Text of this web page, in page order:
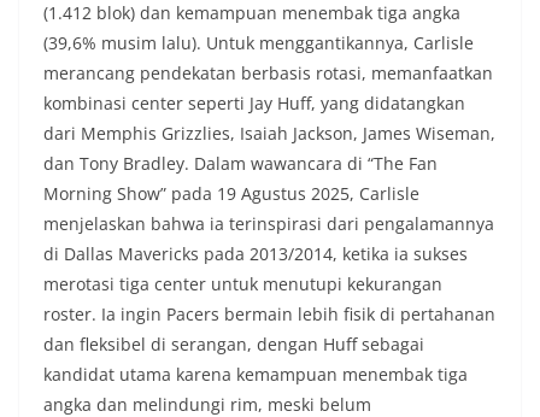
(1.412 blok) dan kemampuan menembak tiga angka
(39,6% musim lalu). Untuk menggantikannya, Carlisle
merancang pendekatan berbasis rotasi, memanfaatkan
kombinasi center seperti Jay Huff, yang didatangkan
dari Memphis Grizzlies, Isaiah Jackson, James Wiseman,
dan Tony Bradley. Dalam wawancara di “The Fan
Morning Show” pada 19 Agustus 2025, Carlisle
menjelaskan bahwa ia terinspirasi dari pengalamannya
di Dallas Mavericks pada 2013/2014, ketika ia sukses
merotasi tiga center untuk menutupi kekurangan
roster. Ia ingin Pacers bermain lebih fisik di pertahanan
dan fleksibel di serangan, dengan Huff sebagai
kandidat utama karena kemampuan menembak tiga
angka dan melindungi rim, meski belum